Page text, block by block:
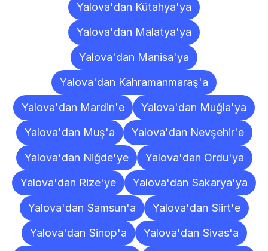
Yalova'dan Kütahya'ya
Yalova'dan Malatya'ya
Yalova'dan Manisa'ya
Yalova'dan Kahramanmaraş'a
Yalova'dan Mardin'e
Yalova'dan Muğla'ya
Yalova'dan Muş'a
Yalova'dan Nevşehir'e
Yalova'dan Niğde'ye
Yalova'dan Ordu'ya
Yalova'dan Rize'ye
Yalova'dan Sakarya'ya
Yalova'dan Samsun'a
Yalova'dan Siirt'e
Yalova'dan Sinop'a
Yalova'dan Sivas'a